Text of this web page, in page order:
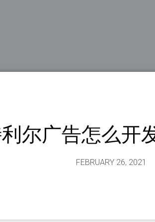
尔广告怎么开
FEBRUARY 26, 2021